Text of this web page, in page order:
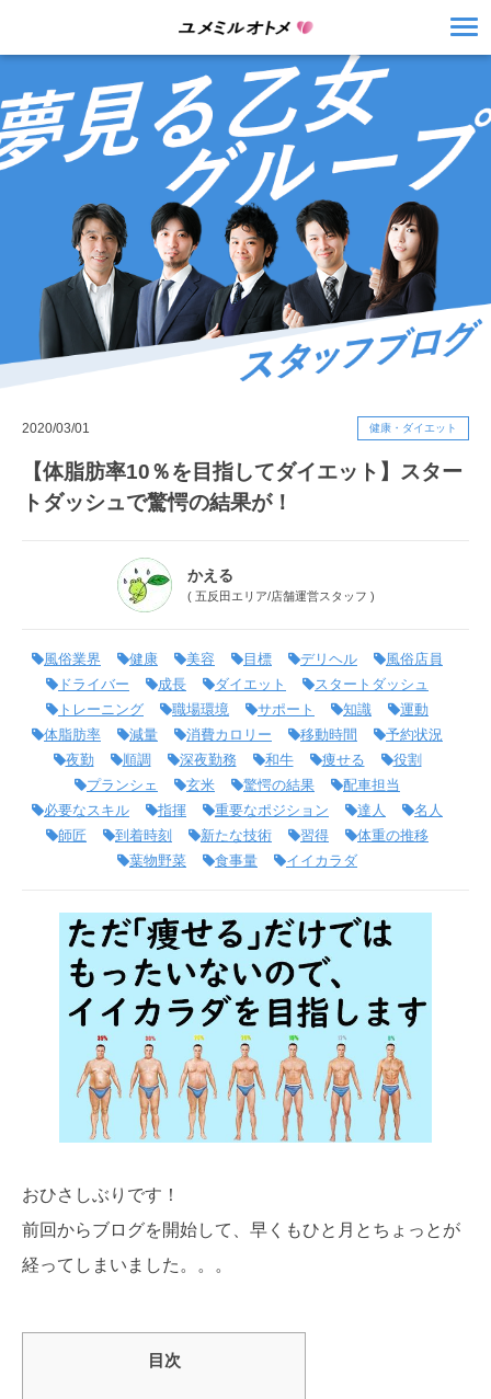
2020/03/01 健康・ダイエット
【体脂肪率10％を目指してダイエット】スター
トダッシュで驚愕の結果が！
かえる
( 五反田エリア/店舗運営スタッフ )
風俗業界 健康 美容 目標 デリヘル
風俗店員
ドライバー
成長 ダイエット
スタートダッシュ
トレーニング
職場環境 サポート 知識
運動
体脂肪率
減量 消費カロリー 移動時間
予約状況
夜勤
順調 深夜勤務 和牛 痩せる
役割
プランシェ
玄米 驚愕の結果
配車担当
必要なスキル
指揮 重要なポジション 達人
名人
師匠
到着時刻 新たな技術 習得
体重の推移
葉物野菜
食事量 イイカラダ
おひさしぶりです！
前回からブログを開始して、早くもひと月とちょっとが
経ってしまいました。。。
目次